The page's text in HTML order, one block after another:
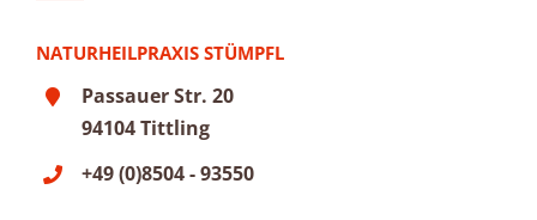
NATURHEILPRAXIS STÜMPFL
Passauer Str. 20
94104 Tittling
+49 (0)8504 - 93550